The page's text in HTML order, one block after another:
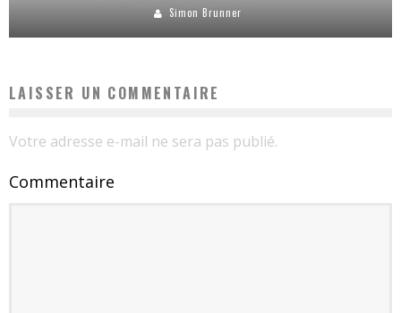
Simon Brunner
LAISSER UN COMMENTAIRE
Votre adresse e-mail ne sera pas publié.
Commentaire